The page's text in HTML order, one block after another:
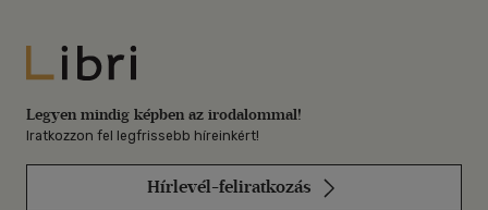
Libri
Legyen mindig képben az irodalommal!
Iratkozzon fel legfrissebb híreinkért!
Hírlevél-feliratkozás